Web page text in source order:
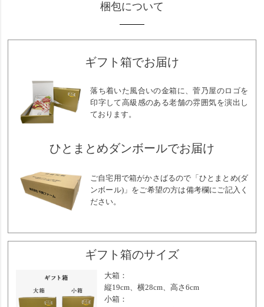
梱包について
ギフト箱でお届け
落ち着いた風合いの金箱に、菅乃屋のロゴを
印字して高級感のある老舗の雰囲気を演出し
ております。
ひとまとめダンボールでお届け
ご自宅用で箱がかさばるので「ひとまとめ(ダ
ンボール)」をご希望の方は備考欄にご記入く
ださい。
ギフト箱のサイズ
大箱：
縦19cm、横28cm、高さ6cm
小箱：